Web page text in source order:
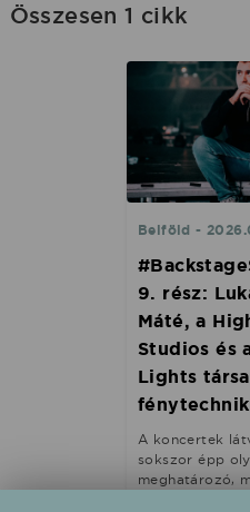
Összesen 1 cikk
Belföld -
9. rész:
Máté, a
Studios és
Lights
A koncertek
sokszor épp
meghatározó,